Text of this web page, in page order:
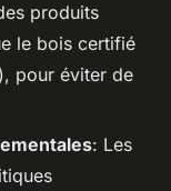
produits
le bois certifié
pour éviter de
: Les